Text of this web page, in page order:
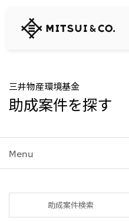
三
井
会
社
Search
トップ
会社情報
社長メッセージ
三井物産環境基金
助成案件を探す
Menu
助成案件検索